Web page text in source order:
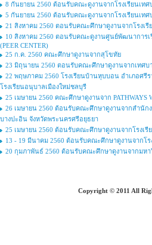
8 กันยายน 2560 ต้อนรับคณะดูงานจากโรงเรียนเท
5 กันยายน 2560 ต้อนรับคณะดูงานจากโรงเรียนเทศ
21 สิงหาคม 2560 ตอนรับคณะศึกษาดูงานจากโรงเรี
10 สิงหาคม 2560 ตอนรับคณะดูงานศูนย์พัฒนาการ
(PEER CENTER)
25 ก.ค. 2560 คณะศึกษาดูงานจากสุโขทัย
23 มิถุนายน 2560 ตอนรับคณะศึกษาดูงานจากเทศบ
22 พฤษภาคม 2560 โรงเรียนบ้านหุบบอน อำเภอศรี
โรงเรียนอนุบาลเมืองใหม่ชลบุรี
25 เมษายน 2560 คณะศึกษาดูงานจาก PATHWAYS
26 เมษายน 2560 ต้อนรับคณะศึกษาดูงานจากสำนัก
บางปะอิน จังหวัดพระนครศรีอยุธยา
25 เมษายน 2560 ต้อนรับคณะศึกษาดูงานจากโรงเรี
13 - 19 มีนาคม 2560 ต้อนรับคณะศึกษาดูงานจากโรง
20 กุมภาพันธ์ 2560 ต้อนรับคณะศึกษาดูงานจากมห
Copyright © 2011 All